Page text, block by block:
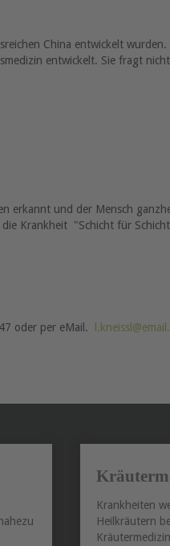
China entwickelt
entwickelt. Sie fragt
erkannt und der Mensch
Krankheit "Schicht für
oder per eMail.
Krankheiten
Heilkräutern